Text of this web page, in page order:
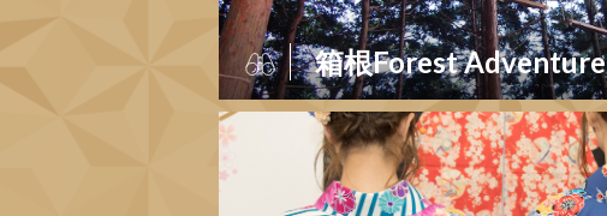
箱根Forest Adventure